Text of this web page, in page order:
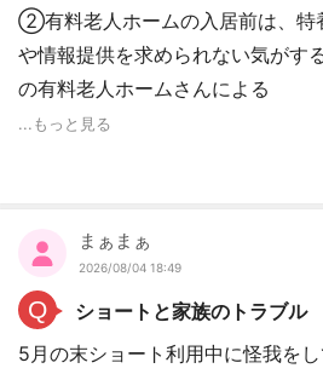
②有料老人ホームの入居前は、特
や情報提供を求められない気がす
の有料老人ホームさんによる
...もっと見る
まぁまぁ
2026/08/04 18:49
Q
ショートと家族のトラブル
5月の末ショート利用中に怪我を